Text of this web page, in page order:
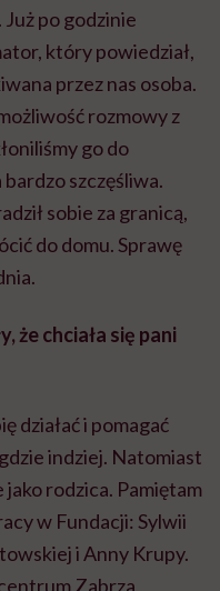
po godzinie
który powiedział,
przez nas osoba.
rozmowy z
go do
szczęśliwa.
sobie za granicą,
do domu. Sprawę
że chciała się pani
działać i pomagać
indziej. Natomiast
jako rodzica. Pamiętam
w Fundacji: Sylwii
i Anny Krupy.
Zabrza,